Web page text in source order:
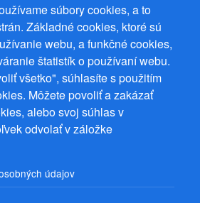
súbory cookies, a to
Základné cookies, ktoré sú
webu, a funkčné cookies,
štatistík o používaní webu.
všetko", súhlasíte s použitím
Môžete povoliť a zakázať
alebo svoj súhlas v
odvolať v záložke
údajov
Radimecká, MBA, Ostrov 256, 561
DIČ CZ9161263958
PuzzleWebss.r.o.